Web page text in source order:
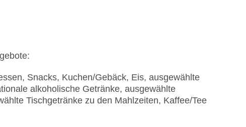
Snacks, Kuchen/Gebäck, Eis, ausgewählte
alkoholische Getränke, ausgewählte
Tischgetränke zu den Mahlzeiten, Kaffee/Tee